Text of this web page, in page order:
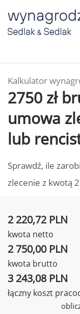
Kalkulator
2750 zł
umowa
lub
Sprawdź, ile
zlecenie z kwotą
2 220,72 PLN
kwota netto
2 750,00 PLN
kwota brutto
3 243,08 PLN
łączny koszt